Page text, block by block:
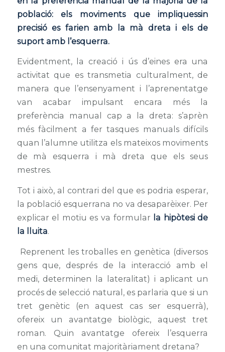
població: els moviments que impliquessin
precisió es farien amb la mà dreta i els de
suport amb l’esquerra.
Evidentment, la creació i ús d’eines era una
activitat que es transmetia culturalment, de
manera que l’ensenyament i l’aprenentatge
van acabar impulsant encara més la
preferència manual cap a la dreta: s’aprèn
més fàcilment a fer tasques manuals difícils
quan l’alumne utilitza els mateixos moviments
de mà esquerra i mà dreta que els seus
mestres.
Tot i això, al contrari del que es podria esperar,
la població esquerrana no va desaparèixer. Per
explicar el motiu es va formular la hipòtesi de
la lluita.
Reprenent les troballes en genètica (diversos
gens que, després de la interacció amb el
medi, determinen la lateralitat) i aplicant un
procés de selecció natural, es parlaria que si un
tret genètic (en aquest cas ser esquerrà),
ofereix un avantatge biològic, aquest tret
roman. Quin avantatge ofereix l’esquerra
en una comunitat majoritàriament dretana?